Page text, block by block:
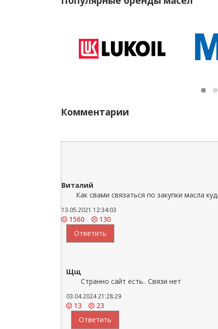
Комментарии
Виталий
Как свами связаться по закупки масла
13.05.2021 12:34:03
1560
130
Ответить
Щщ
Странно сайт есть.. Связи нет
03.04.2024 21:28:29
13
23
Ответить